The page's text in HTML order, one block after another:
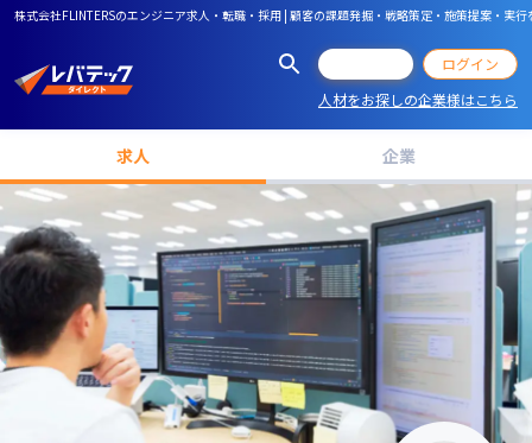
株式会社FLINTERSのエンジニア求人・転職・採用 | 顧客の課題発掘・戦略策定・施策提案・実
ログイン
人材をお探しの企業様はこちら
求人 企業